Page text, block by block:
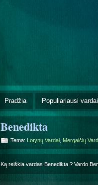
Pradžia Populiariausi vardai
Benedikta
Tema: Lotynų Vardai Mergaičių
Ką reiškia vardas Benedikta ? Vardo